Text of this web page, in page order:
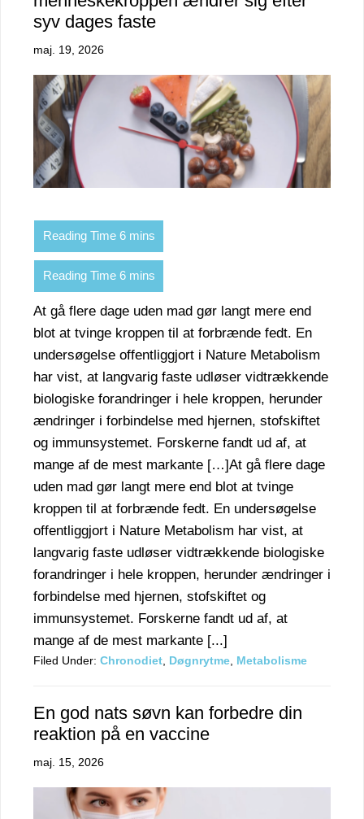
syv dages faste
maj. 19, 2026
At gå flere dage uden mad gør langt mere end
blot at tvinge kroppen til at forbrænde fedt. En
undersøgelse offentliggjort i Nature Metabolism
har vist, at langvarig faste udløser vidtrækkende
biologiske forandringer i hele kroppen, herunder
ændringer i forbindelse med hjernen, stofskiftet
og immunsystemet. Forskerne fandt ud af, at
mange af de mest markante […]At gå flere dage
uden mad gør langt mere end blot at tvinge
kroppen til at forbrænde fedt. En undersøgelse
offentliggjort i Nature Metabolism har vist, at
langvarig faste udløser vidtrækkende biologiske
forandringer i hele kroppen, herunder ændringer i
forbindelse med hjernen, stofskiftet og
immunsystemet. Forskerne fandt ud af, at
mange af de mest markante [...]
Filed Under: Chronodiet Døgnrytme Metabolisme
En god nats søvn kan forbedre din
reaktion på en vaccine
maj. 15, 2026